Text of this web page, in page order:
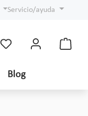
Servicio/ayuda
Blog